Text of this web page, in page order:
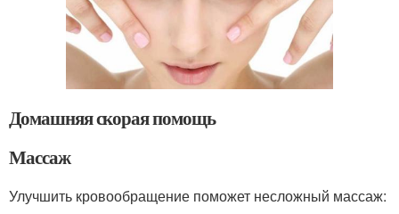
Домашняя скорая помощь
Массаж
Улучшить кровообращение поможет несложный массаж: